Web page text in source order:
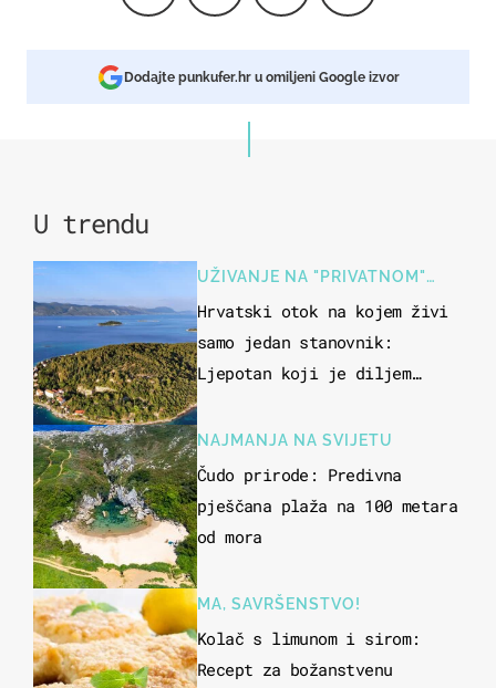
Dodajte punkufer.hr u omiljeni Google izvor
U trendu
UŽIVANJE NA "PRIVATNOM"
OTOKU
Hrvatski otok na kojem živi
samo jedan stanovnik:
Ljepotan koji je diljem
"bijelom zlatu"
NAJMANJA NA SVIJETU
Čudo prirode: Predivna
pješčana plaža na 100 metara
od mora
MA, SAVRŠENSTVO!
Kolač s limunom i sirom:
Recept za božanstvenu